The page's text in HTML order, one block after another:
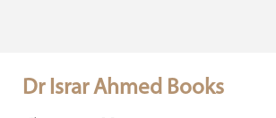
Dr Israr Ahmed Books